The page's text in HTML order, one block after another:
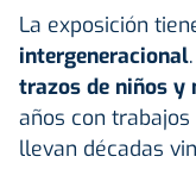
La exposición
intergeneracional
trazos de niños y
años con trabajos
llevan décadas